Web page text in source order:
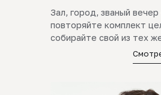
Зал, город, званый
повторяйте комплект
собирайте свой из тех